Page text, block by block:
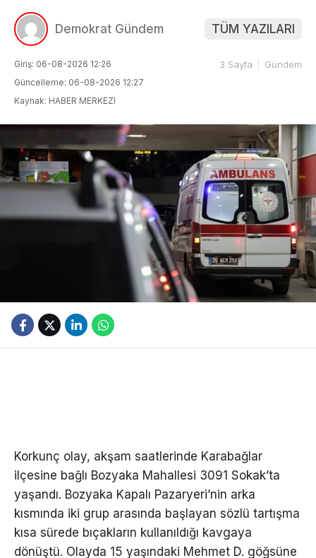
Demokrat Gündem TÜM YAZILARI
Giriş: 06-08-2026 12:26
Güncelleme: 06-08-2026 12:27
Kaynak: HABER MERKEZI
3.Sayfa Gündem
Korkunç olay, akşam saatlerinde Karabağlar
ilçesine bağlı Bozyaka Mahallesi 3091 Sokak’ta
yaşandı. Bozyaka Kapalı Pazaryeri’nin arka
kısmında iki grup arasında başlayan sözlü tartışma
kısa sürede bıçakların kullanıldığı kavgaya
dönüştü. Olayda 15 yaşındaki Mehmet D. göğsüne